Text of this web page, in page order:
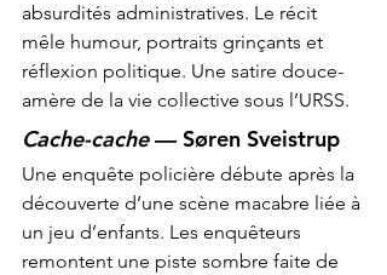
absurdités administratives. Le récit
mêle humour, portraits grinçants et
réflexion politique. Une satire douce-
amère de la vie collective sous l’URSS.
Cache-cache — Søren Sveistrup
Une enquête policière débute après la
découverte d’une scène macabre liée à
un jeu d’enfants. Les enquêteurs
remontent une piste sombre faite de